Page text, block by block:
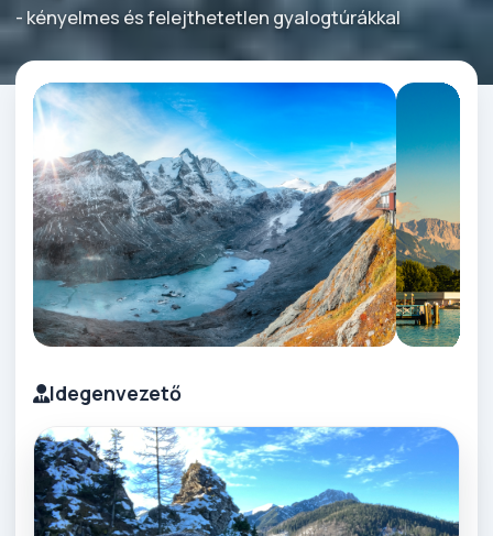
- kényelmes és felejthetetlen gyalogtúrákkal
Idegenvezető